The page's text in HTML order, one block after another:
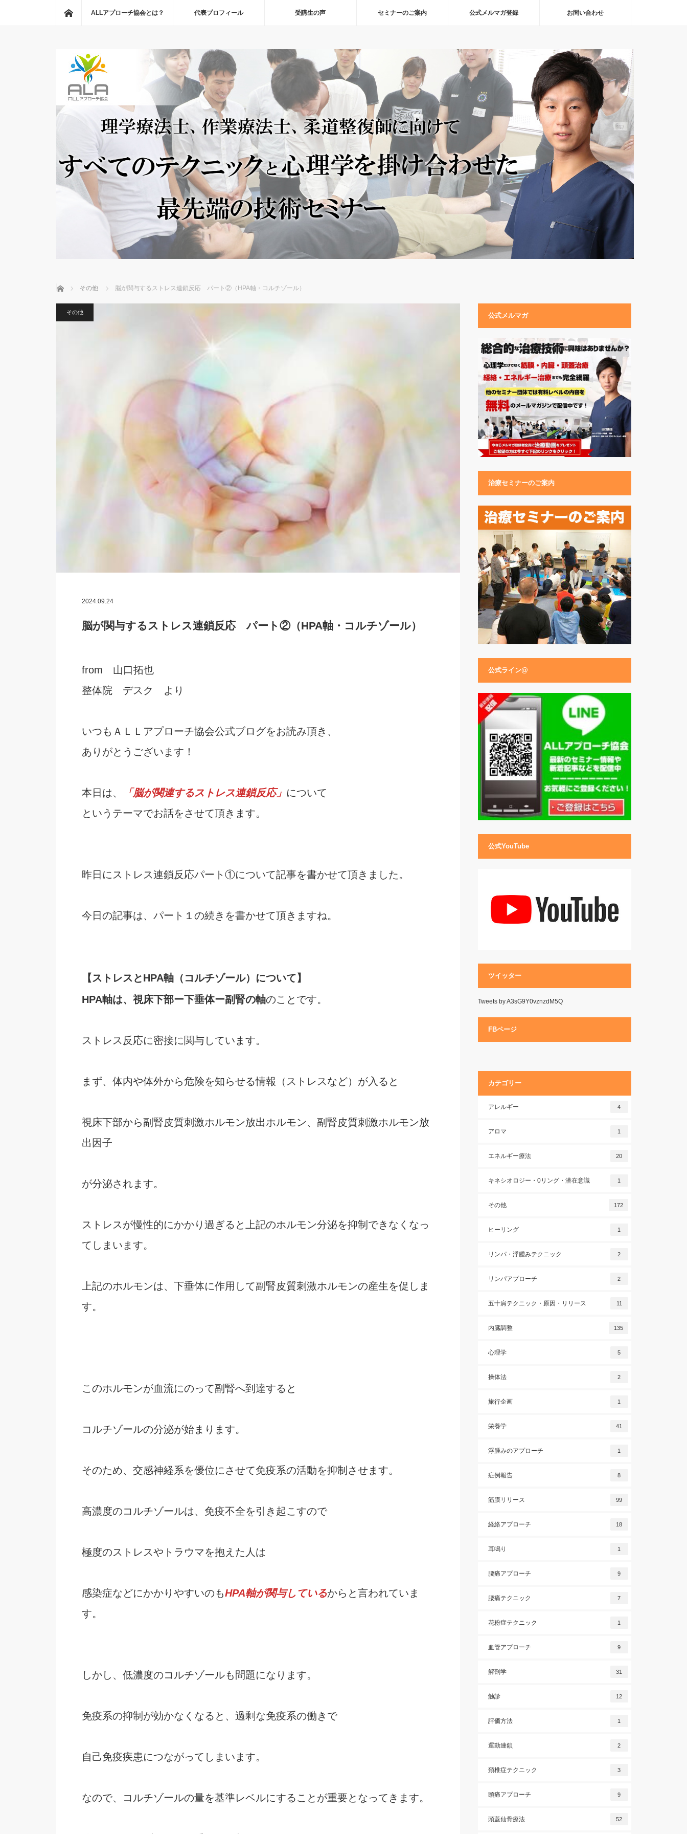
ホーム
ALLアプローチ協会とは？ 代表プロフィール 受講生の声 セミナーのご案内 公式メルマガ登録 お問い合わせ
ホーム その他 脳が関与するストレス連鎖反応 パート②（HPA軸・コルチゾール）
その他
2024.09.24
脳が関与するストレス連鎖反応 パート②（HPA軸・コルチゾール）
from 山口拓也
整体院 デスク より
いつもＡＬＬアプローチ協会公式ブログをお読み頂き、
ありがとうございます！
本日は、 「脳が関連するストレス連鎖反応」 について
というテーマでお話をさせて頂きます。
昨日にストレス連鎖反応パート①について記事を書かせて頂きました。
今日の記事は、パート１の続きを書かせて頂きますね。
【ストレスとHPA軸（コルチゾール）について】
HPA軸は、視床下部ー下垂体ー副腎の軸のことです。
ストレス反応に密接に関与しています。
まず、体内や体外から危険を知らせる情報（ストレスなど）が入ると
視床下部から副腎皮質刺激ホルモン放出ホルモン、副腎皮質刺激ホルモン放
出因子
が分泌されます。
ストレスが慢性的にかかり過ぎると上記のホルモン分泌を抑制できなくなっ
てしまいます。
上記のホルモンは、下垂体に作用して副腎皮質刺激ホルモンの産生を促しま
す。
このホルモンが血流にのって副腎へ到達すると
コルチゾールの分泌が始まります。
そのため、交感神経系を優位にさせて免疫系の活動を抑制させます。
高濃度のコルチゾールは、免疫不全を引き起こすので
極度のストレスやトラウマを抱えた人は
感染症などにかかりやすいのもHPA軸が関与しているからと言われていま
す。
しかし、低濃度のコルチゾールも問題になります。
免疫系の抑制が効かなくなると、過剰な免疫系の働きで
自己免疫疾患につながってしまいます。
なので、コルチゾールの量を基準レベルにすることが重要となってきます。
公式メルマガ
治療セミナーのご案内
公式ライン@
公式YouTube
ツイッター
Tweets by A3sG9Y0vznzdM5Q
FBページ
カテゴリー
アレルギー 4
アロマ 1
エネルギー療法 20
キネシオロジー・0リング・潜在意識 1
その他 172
ヒーリング 1
リンパ・浮腫みテクニック 2
リンパアプローチ 2
五十肩テクニック・原因・リリース 11
内臓調整 135
心理学 5
操体法 2
旅行企画 1
栄養学 41
浮腫みのアプローチ 1
症例報告 8
筋膜リリース 99
経絡アプローチ 18
耳鳴り 1
腰痛アプローチ 9
腰痛テクニック 7
花粉症テクニック 1
血管アプローチ 9
解剖学 31
触診 12
評価方法 1
運動連鎖 2
頚椎症テクニック 3
頭痛アプローチ 9
頭蓋仙骨療法 52